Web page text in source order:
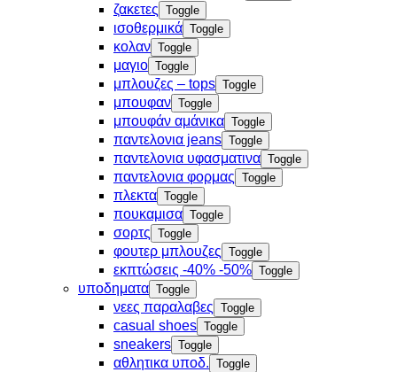
ζακετες Toggle
ισοθερμικά Toggle
κολαν Toggle
μαγιο Toggle
μπλουζες – tops Toggle
μπουφαν Toggle
μπουφάν αμάνικα Toggle
παντελονια jeans Toggle
παντελονια υφασματινα Toggle
παντελονια φορμας Toggle
πλεκτα Toggle
πουκαμισα Toggle
σορτς Toggle
φουτερ μπλουζες Toggle
εκπτώσεις -40% -50% Toggle
υποδηματα Toggle
νεες παραλαβες Toggle
casual shoes Toggle
sneakers Toggle
αθλητικα υποδ. Toggle